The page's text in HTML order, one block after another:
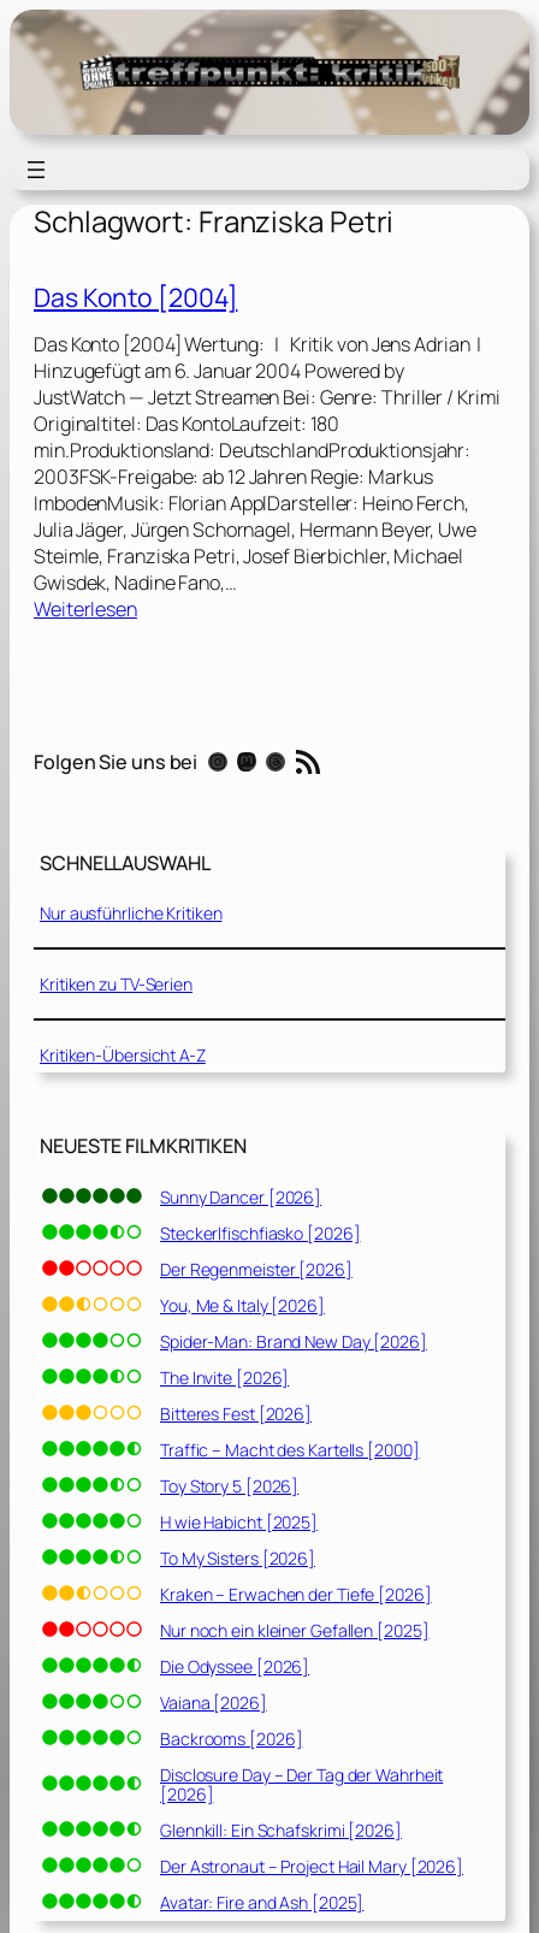
Zum
Inhalt
springen
Schlagwort: Franziska Petri
Das Konto [2004]
Das Konto [2004] Wertung: | Kritik von Jens Adrian |
Hinzugefügt am 6. Januar 2004 Powered by
JustWatch — Jetzt Streamen Bei: Genre: Thriller / Krimi
Originaltitel: Das KontoLaufzeit: 180
min.Produktionsland: DeutschlandProduktionsjahr:
2003FSK-Freigabe: ab 12 Jahren Regie: Markus
ImbodenMusik: Florian ApplDarsteller: Heino Ferch,
Julia Jäger, Jürgen Schornagel, Hermann Beyer, Uwe
Steimle, Franziska Petri, Josef Bierbichler, Michael
Gwisdek, Nadine Fano,…
Weiterlesen:
n
2
0
4
]
Folgen Sie uns bei Instagram Mastodon Threads RSS-Feed
SCHNELLAUSWAHL
Nur ausführliche Kritiken
Kritiken zu TV-Serien
Kritiken-Übersicht A-Z
NEUESTE FILMKRITIKEN
Sunny Dancer [2026]
Steckerlfischfiasko [2026]
Der Regenmeister [2026]
You, Me & Italy [2026]
Spider-Man: Brand New Day [2026]
The Invite [2026]
Bitteres Fest [2026]
Traffic – Macht des Kartells [2000]
Toy Story 5 [2026]
H wie Habicht [2025]
To My Sisters [2026]
Kraken – Erwachen der Tiefe [2026]
Nur noch ein kleiner Gefallen [2025]
Die Odyssee [2026]
Vaiana [2026]
Backrooms [2026]
Disclosure Day – Der Tag der Wahrheit
[2026]
Glennkill: Ein Schafskrimi [2026]
Der Astronaut – Project Hail Mary [2026]
Avatar: Fire and Ash [2025]